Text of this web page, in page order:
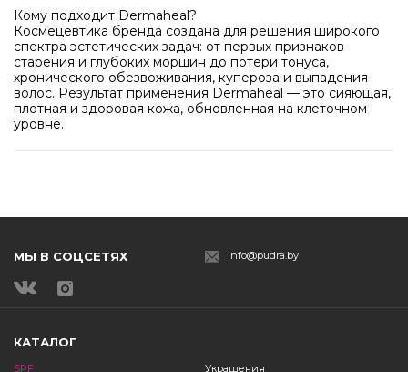
Кому подходит Dermaheal?
Космецевтика бренда создана для решения широкого
спектра эстетических задач: от первых признаков
старения и глубоких морщин до потери тонуса,
хронического обезвоживания, купероза и выпадения
волос. Результат применения Dermaheal — это сияющая,
плотная и здоровая кожа, обновленная на клеточном
уровне.
МЫ В СОЦСЕТЯХ info@pudra.by
КАТАЛОГ
SPF
Украшения